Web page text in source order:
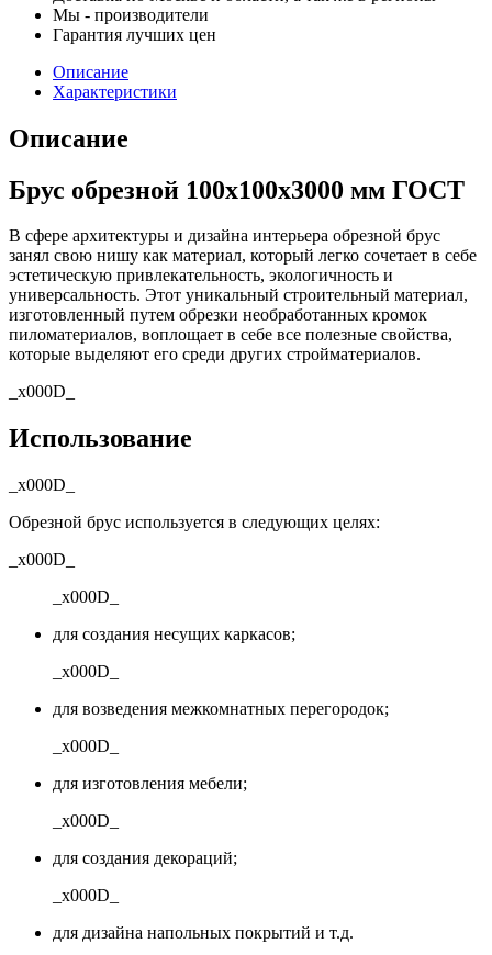
Мы - производители
Гарантия лучших цен
Описание
Характеристики
Описание
Брус обрезной 100х100х3000 мм ГОСТ
В сфере архитектуры и дизайна интерьера обрезной брус
занял свою нишу как материал, который легко сочетает в себе
эстетическую привлекательность, экологичность и
универсальность. Этот уникальный строительный материал,
изготовленный путем обрезки необработанных кромок
пиломатериалов, воплощает в себе все полезные свойства,
которые выделяют его среди других стройматериалов.
_x000D_
Использование
_x000D_
Обрезной брус используется в следующих целях:
_x000D_
_x000D_
для создания несущих каркасов;
_x000D_
для возведения межкомнатных перегородок;
_x000D_
для изготовления мебели;
_x000D_
для создания декораций;
_x000D_
для дизайна напольных покрытий и т.д.